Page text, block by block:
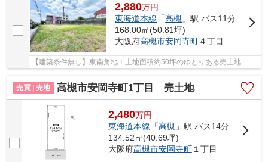
2,880万円
東海道本線 「高槻 」駅 バス11分 「松が丘（大阪府）」 停歩3分車12分 4.0km
168.00㎡(50.81坪)
大阪府高槻市安岡寺町４丁目
【建築条件無し】東南角地！土地面積約50坪のゆとりある売土地
売買 | 売地 高槻市安岡寺町1丁目 売土地
2,480万円
東海道本線 「高槻 」駅 バス14分 「安岡寺東」 停歩5分
134.52㎡(40.69坪)
大阪府高槻市安岡寺町１丁目